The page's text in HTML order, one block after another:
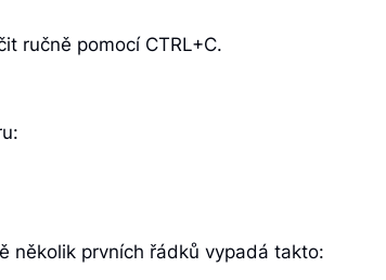
ručně pomocí CTRL+C.
několik prvních řádků vypadá takto: